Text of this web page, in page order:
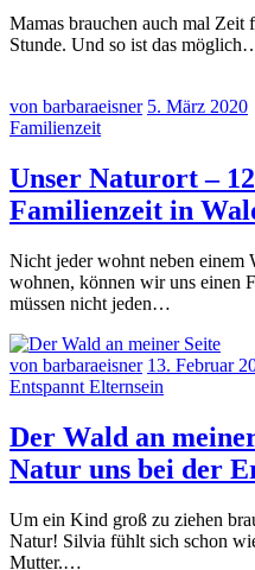
Mamas brauchen auch mal Zeit
Stunde. Und so ist das
von barbaraeisner 5. März 2020
Familienzeit
Unser Naturort –
Familienzeit in
Nicht jeder wohnt neben
wohnen, können wir uns einen
müssen nicht jeden…
von barbaraeisner 13. Februar
Entspannt Elternsein
Der Wald an
Natur uns bei der
Um ein Kind groß zu ziehen
Natur! Silvia fühlt sich schon
Mutter.…